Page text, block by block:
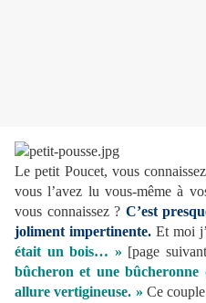
Le petit Poucet, vous
vous l’avez lu vous-même à
vous connaissez ? C’est
joliment impertinente. Et moi
était un bois… » [page
bûcheron et une
allure vertigineuse. » Ce